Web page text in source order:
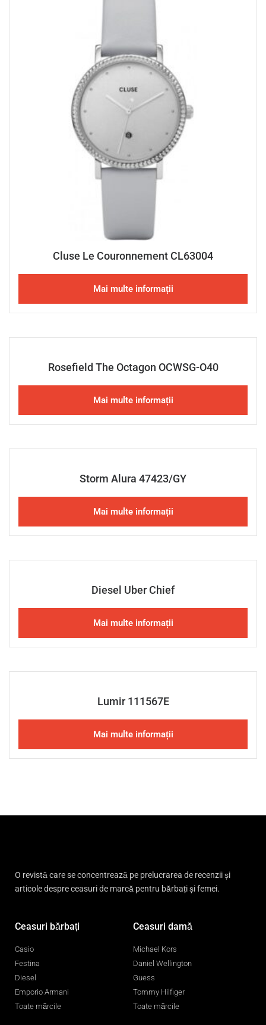
Cluse Le Couronnement CL63004
Mai multe informații
Rosefield The Octagon OCWSG-O40
Mai multe informații
Storm Alura 47423/GY
Mai multe informații
Diesel Uber Chief
Mai multe informații
Lumir 111567E
Mai multe informații
O revistă care se concentrează pe prelucrarea de recenzii și
articole despre ceasuri de marcă pentru bărbați și femei.
Ceasuri bărbați
Casio
Festina
Diesel
Emporio Armani
Toate mărcile
Ceasuri damă
Michael Kors
Daniel Wellington
Guess
Tommy Hilfiger
Toate mărcile